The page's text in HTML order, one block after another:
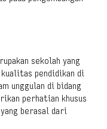
sekolah yang
pendidikan di
unggulan di bidang
perhatian khusus
berasal dari